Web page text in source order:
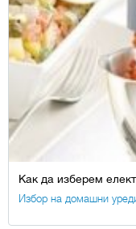
Как да изберем
Избор на домашни